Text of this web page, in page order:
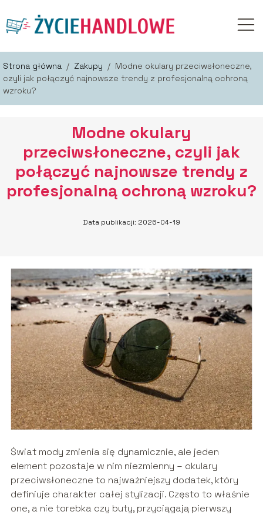
Strona główna / Zakupy / Modne okulary przeciwsłoneczne,
czyli jak połączyć najnowsze trendy z profesjonalną ochroną
wzroku?
Modne okulary
przeciwsłoneczne, czyli jak
połączyć najnowsze trendy z
profesjonalną ochroną wzroku?
Data publikacji: 2026-04-19
Świat mody zmienia się dynamicznie, ale jeden
element pozostaje w nim niezmienny – okulary
przeciwsłoneczne to najważniejszy dodatek, który
definiuje charakter całej stylizacji. Często to właśnie
one, a nie torebka czy buty, przyciągają pierwszy